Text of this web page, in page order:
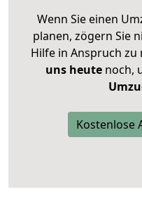
Wenn Sie einen
planen, zögern Sie
Hilfe in Anspruch zu
uns heutenoch,
Kostenlose